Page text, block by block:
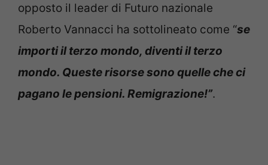
opposto il leader di Futuro nazionale
Roberto Vannacci ha sottolineato come “se
importi il terzo mondo, diventi il terzo
mondo. Queste risorse sono quelle che ci
pagano le pensioni. Remigrazione!”.